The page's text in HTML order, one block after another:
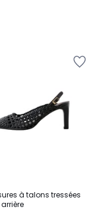
à talons tressées